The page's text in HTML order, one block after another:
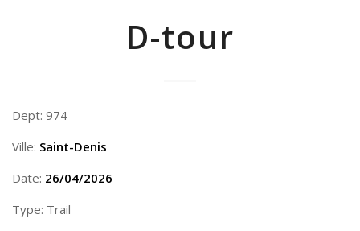
D-tour
Dept: 974
Ville: Saint-Denis
Date: 26/04/2026
Type: Trail